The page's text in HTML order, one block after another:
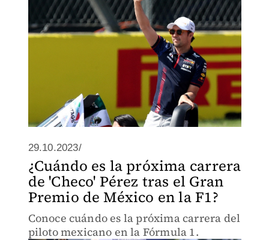
29.10.2023/
¿Cuándo es la próxima carrera
de 'Checo' Pérez tras el Gran
Premio de México en la F1?
Conoce cuándo es la próxima carrera del
piloto mexicano en la Fórmula 1.